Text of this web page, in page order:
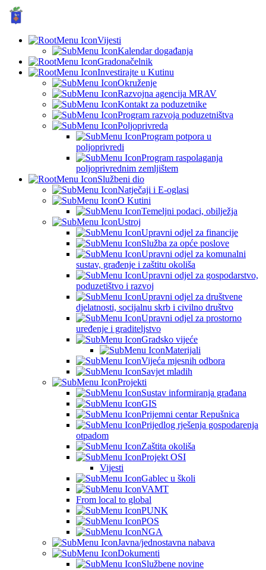
Vijesti
Kalendar događanja
Gradonačelnik
Investirajte u Kutinu
Okruženje
Razvojna agencija MRAV
Kontakt za poduzetnike
Program razvoja poduzetništva
Poljoprivreda
Program potpora u
poljoprivredi
Program raspolaganja
poljoprivrednim zemljištem
Službeni dio
Natječaji i E-oglasi
O Kutini
Temeljni podaci, obilježja
Ustroj
Upravni odjel za financije
Služba za opće poslove
Upravni odjel za komunalni
sustav, građenje i zaštitu okoliša
Upravni odjel za gospodarstvo,
poduzetištvo i razvoj
Upravni odjel za društvene
djelatnosti, socijalnu skrb i civilno društvo
Upravni odjel za prostorno
uređenje i graditeljstvo
Gradsko vijeće
Materijali
Vijeća mjesnih odbora
Savjet mladih
Projekti
Sustav informiranja građana
GIS
Prijemni centar Repušnica
Prijedlog rješenja gospodarenja
otpadom
Zaštita okoliša
Projekt OSI
Vijesti
Gablec u školi
VAMT
From local to global
PUNK
POS
NGA
Javna/jednostavna nabava
Dokumenti
Službene novine